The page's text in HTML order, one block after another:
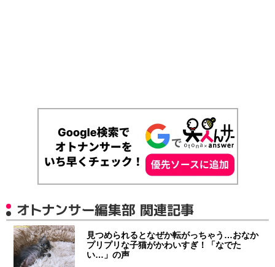
オトナンサー編集部 関連記事
見つめられるとなぜか転がっちゃう…おなか
プリプリな子猫がかわいすぎ！「なでた
い…」の声